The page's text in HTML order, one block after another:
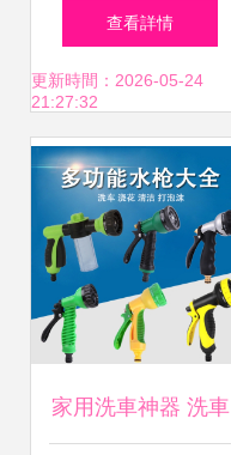
點火帶柄噴槍 卡式
罐專用與戶外用品
的優選利器
查看詳情
更新時間：2026-05-24
21:27:32
家用洗車神器 洗車